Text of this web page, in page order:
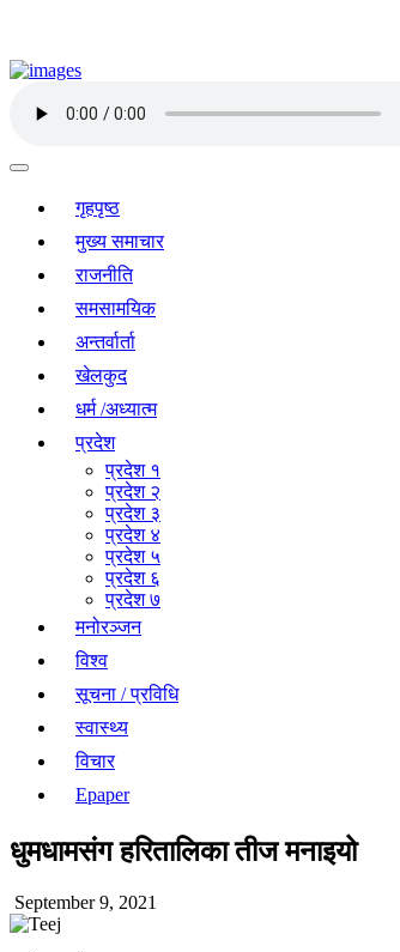
गृहपृष्ठ
मुख्य समाचार
राजनीति
समसामयिक
अन्तर्वार्ता
खेलकुद
धर्म /अध्यात्म
प्रदेश
प्रदेश १
प्रदेश २
प्रदेश ३
प्रदेश ४
प्रदेश ५
प्रदेश ६
प्रदेश ७
मनोरञ्जन
विश्व
सूचना / प्रविधि
स्वास्थ्य
विचार
Epaper
धुमधामसंग हरितालिका तीज मनाइयो
September 9, 2021